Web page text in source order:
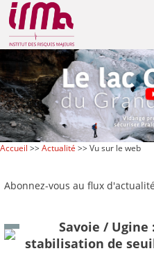
Accueil >>Actualité >> Vu sur le web
Abonnez-vous au flux d'actualité
Savoie / Ugine
stabilisation de